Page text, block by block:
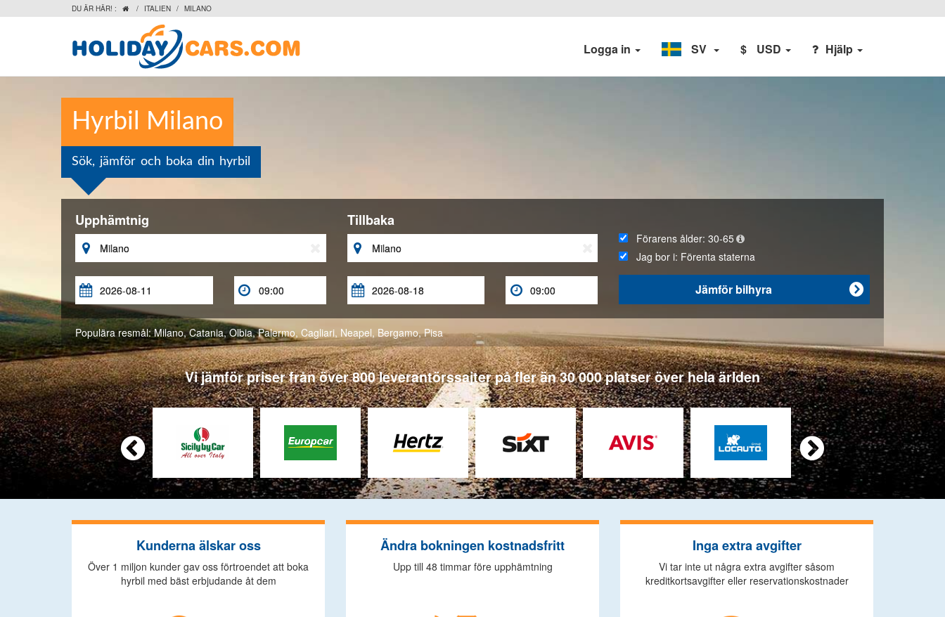
DU ÄR HÄR! :  / ITALIEN / MILANO
Logga in SV $ USD Hjälp
Hyrbil Milano
Sök, jämför och boka din hyrbil
Upphämtnig

 
Tillbaka

 
Förarens ålder:30-65
Jag bor i: Förenta staterna

Jämför bilhyra
Populära resmål:Milano,Catania,Olbia,Palermo,Cagliari, Neapel, Bergamo,Pisa
Vi jämför priser från över 800 leverantörssajter på fler än 30 000 platser över hela ärlden
 
Kunderna älskar oss
Över 1 miljon kunder gav oss förtroendet att boka
hyrbil med bäst erbjudande åt dem
Ändra bokningen kostnadsfritt
Upp till 48 timmar före upphämtning
Inga extra avgifter
Vi tar inte ut några extra avgifter såsom
kreditkortsavgifter eller reservationskostnader